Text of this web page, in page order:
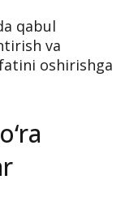
qabul
va
oshirishga